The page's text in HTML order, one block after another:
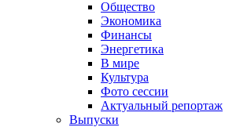
Общество
Экономика
Финансы
Энергетика
В мире
Культура
Фото сессии
Актуальный репортаж
Выпуски